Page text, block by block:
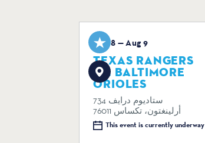
Aug 8 — Aug 9
TEXAS RANGERS
VS. BALTIMORE
ORIOLES
734 ستاديوم درايف
أرلينغتون، تكساس 76011
This event is currently underway